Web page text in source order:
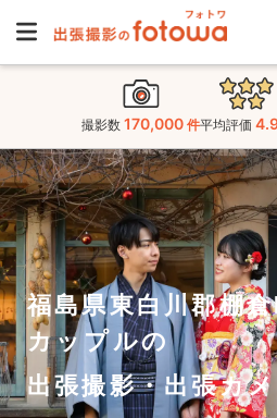
撮影数 170,000 件平均評価
福島県東白川郡棚
カップルの
出張撮影・出張カ